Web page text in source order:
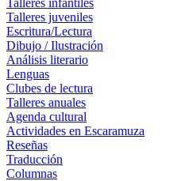
Talleres infantiles
Talleres juveniles
Escritura/Lectura
Dibujo / Ilustración
Análisis literario
Lenguas
Clubes de lectura
Talleres anuales
Agenda cultural
Actividades en Escaramuza
Reseñas
Traducción
Columnas